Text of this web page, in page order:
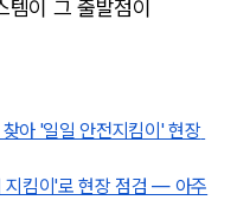
이 그 출발점이
아 '일일 안전지킴이' 현장
지킴이'로 현장 점검 — 아주